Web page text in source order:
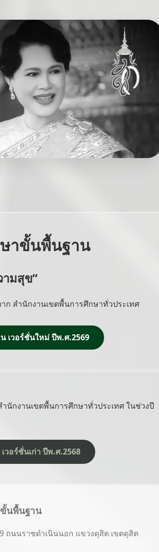
าขั้นพื้นฐาน
มสุข”
ก สำนักงานเขตพื้นการศึกษาทั่วประเทศ
เวอร์ชั่นใหม่ ปีพ.ศ.2569
นักงานเขตพื้นการศึกษาทั่วประเทศ ในช่วงปี
อร์ชั่นเก่า ปีพ.ศ.2568
นพื้นฐาน
ถนนราชดำเนินนอก แขวงดุสิต เขตดุสิต